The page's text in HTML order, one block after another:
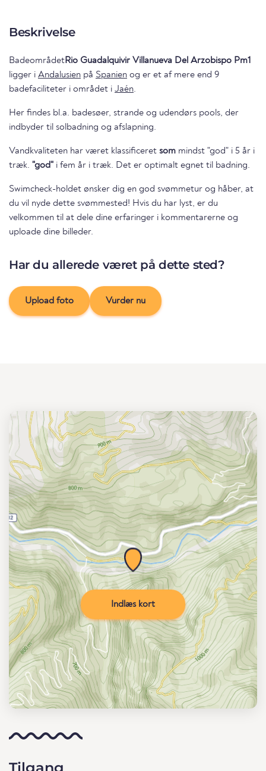
Beskrivelse
Badeområdet
Rio Guadalquivir Villanueva Del Arzobispo Pm1
ligger i Andalusien på Spanien og er et af mere end 9
badefaciliteter i området i Jaén.
Her findes bl.a. badesøer, strande og udendørs pools, der
indbyder til solbadning og afslapning.
Vandkvaliteten har været klassificeret som mindst "god" i 5 år i
træk. "god" i fem år i træk. Det er optimalt egnet til badning.
Swimcheck-holdet ønsker dig en god svømmetur og håber, at
du vil nyde dette svømmested! Hvis du har lyst, er du
velkommen til at dele dine erfaringer i kommentarerne og
uploade dine billeder.
Har du allerede været på dette sted?
Upload foto Vurder nu
Indlæs kort